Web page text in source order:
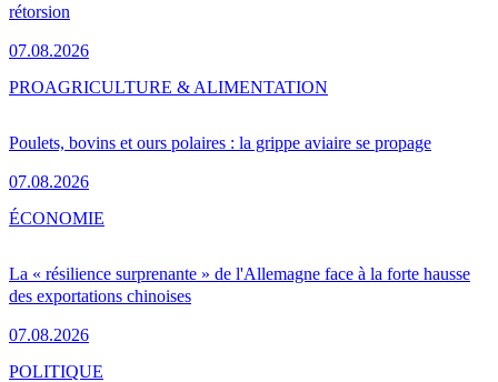
rétorsion
07.08.2026
Poulets, bovins et ours polaires : la grippe aviaire se propage
07.08.2026
PROAGRICULTURE & ALIMENTATION
La « résilience surprenante » de l'Allemagne face à la forte hausse
des exportations chinoises
07.08.2026
ÉCONOMIE
POLITIQUE